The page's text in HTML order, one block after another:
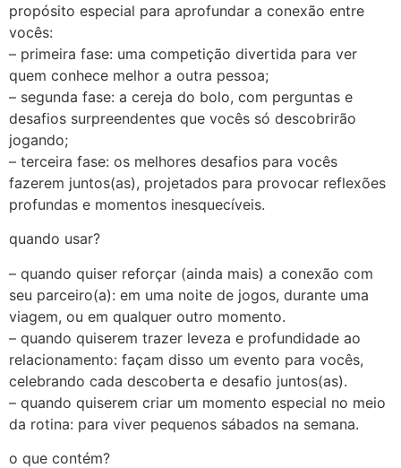
propósito especial para aprofundar a conexão entre
vocês:
– primeira fase: uma competição divertida para ver
quem conhece melhor a outra pessoa;
– segunda fase: a cereja do bolo, com perguntas e
desafios surpreendentes que vocês só descobrirão
jogando;
– terceira fase: os melhores desafios para vocês
fazerem juntos(as), projetados para provocar reflexões
profundas e momentos inesquecíveis.
quando usar?
– quando quiser reforçar (ainda mais) a conexão com
seu parceiro(a): em uma noite de jogos, durante uma
viagem, ou em qualquer outro momento.
– quando quiserem trazer leveza e profundidade ao
relacionamento: façam disso um evento para vocês,
celebrando cada descoberta e desafio juntos(as).
– quando quiserem criar um momento especial no meio
da rotina: para viver pequenos sábados na semana.
o que contém?